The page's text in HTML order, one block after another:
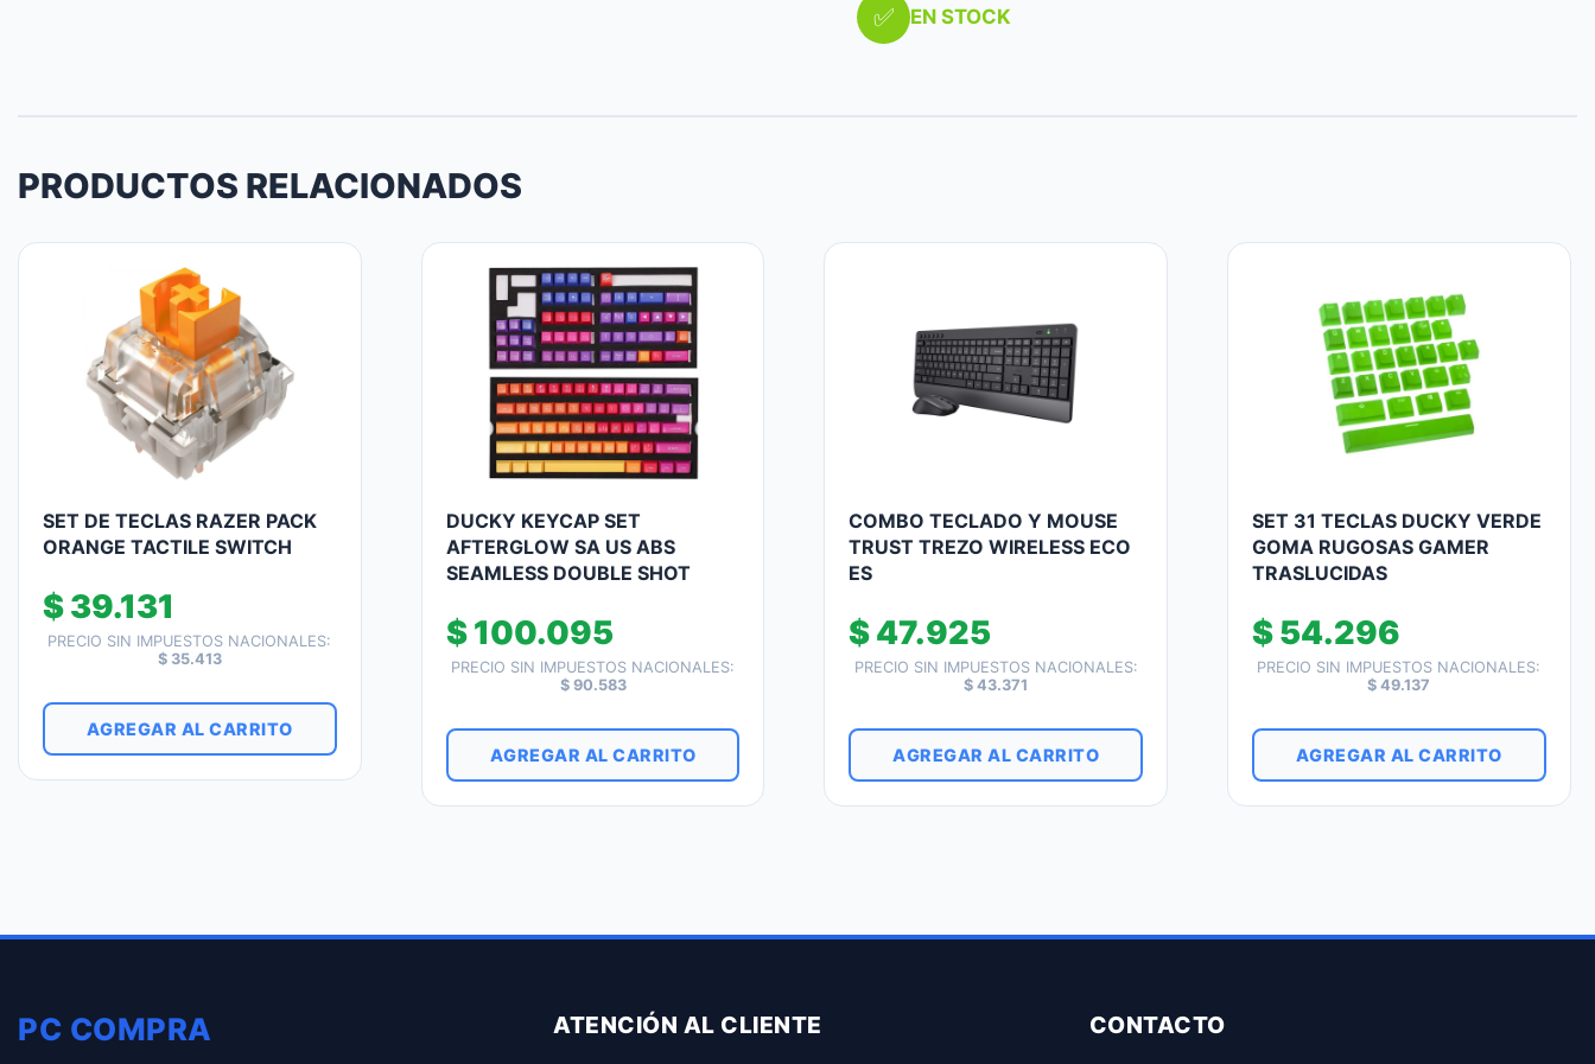
✅ EN STOCK
PRODUCTOS RELACIONADOS
SET DE TECLAS RAZER PACK
ORANGE TACTILE SWITCH
$39.131
PRECIO SIN IMPUESTOS NACIONALES:
$35.413
AGREGAR AL CARRITO
DUCKY KEYCAP SET
AFTERGLOW SA US ABS
SEAMLESS DOUBLE SHOT
$100.095
PRECIO SIN IMPUESTOS NACIONALES:
$90.583
AGREGAR AL CARRITO
COMBO TECLADO Y MOUSE
TRUST TREZO WIRELESS ECO
ES
$47.925
PRECIO SIN IMPUESTOS NACIONALES:
$ 43.371
AGREGAR AL CARRITO
SET 31 TECLAS DUCKY VERDE
GOMA RUGOSAS GAMER
TRASLUCIDAS
$54.296
PRECIO SIN IMPUESTOS NACIONALES:
$ 49.137
AGREGAR AL CARRITO
PC COMPRA ATENCIÓN AL CLIENTE CONTACTO